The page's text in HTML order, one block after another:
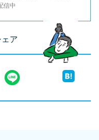
信中
ア